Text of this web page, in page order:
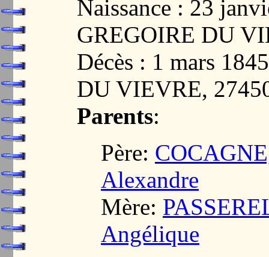
Naissance : 23
GREGOIRE DU
Décès : 1 mars
DU VIEVRE,
Parents:
Père:
Alexandre
Mère:
Angélique